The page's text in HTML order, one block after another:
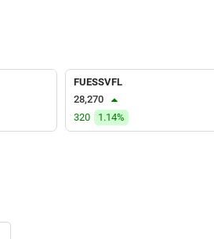
FUESSVFL
28,270
320
1.14%